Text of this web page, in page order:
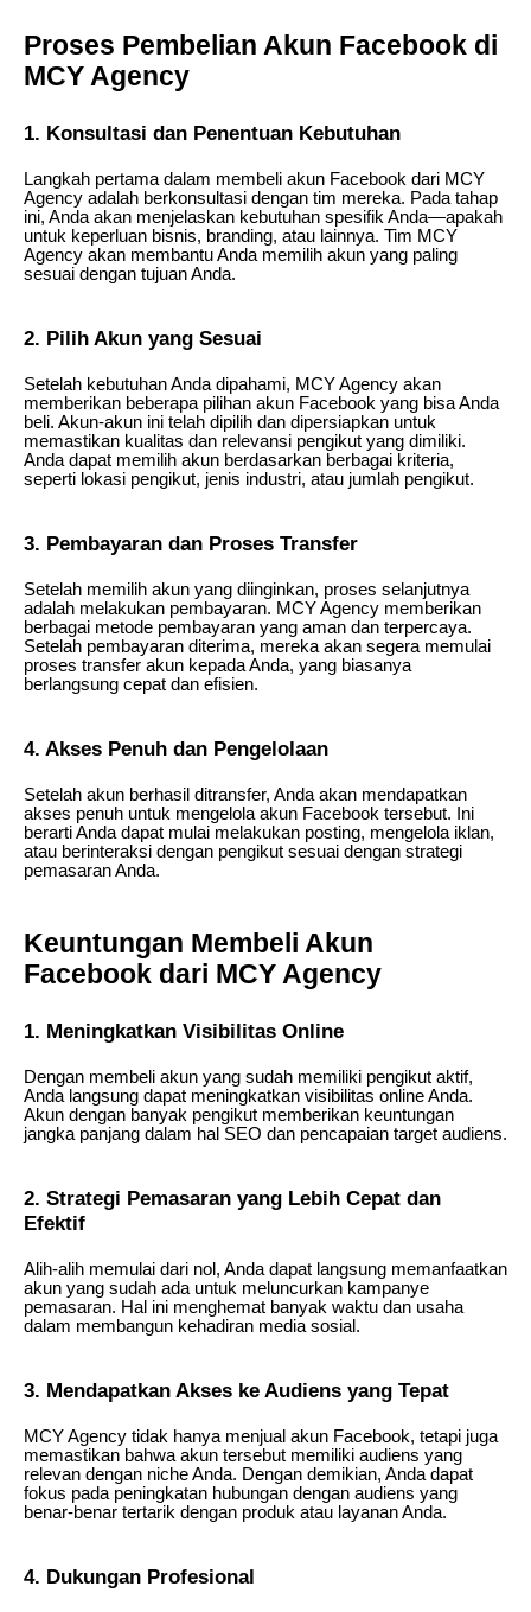
Proses Pembelian Akun Facebook di
MCY Agency
1. Konsultasi dan Penentuan Kebutuhan
Langkah pertama dalam membeli akun Facebook dari MCY
Agency adalah berkonsultasi dengan tim mereka. Pada tahap
ini, Anda akan menjelaskan kebutuhan spesifik Anda—apakah
untuk keperluan bisnis, branding, atau lainnya. Tim MCY
Agency akan membantu Anda memilih akun yang paling
sesuai dengan tujuan Anda.
2. Pilih Akun yang Sesuai
Setelah kebutuhan Anda dipahami, MCY Agency akan
memberikan beberapa pilihan akun Facebook yang bisa Anda
beli. Akun-akun ini telah dipilih dan dipersiapkan untuk
memastikan kualitas dan relevansi pengikut yang dimiliki.
Anda dapat memilih akun berdasarkan berbagai kriteria,
seperti lokasi pengikut, jenis industri, atau jumlah pengikut.
3. Pembayaran dan Proses Transfer
Setelah memilih akun yang diinginkan, proses selanjutnya
adalah melakukan pembayaran. MCY Agency memberikan
berbagai metode pembayaran yang aman dan terpercaya.
Setelah pembayaran diterima, mereka akan segera memulai
proses transfer akun kepada Anda, yang biasanya
berlangsung cepat dan efisien.
4. Akses Penuh dan Pengelolaan
Setelah akun berhasil ditransfer, Anda akan mendapatkan
akses penuh untuk mengelola akun Facebook tersebut. Ini
berarti Anda dapat mulai melakukan posting, mengelola iklan,
atau berinteraksi dengan pengikut sesuai dengan strategi
pemasaran Anda.
Keuntungan Membeli Akun
Facebook dari MCY Agency
1. Meningkatkan Visibilitas Online
Dengan membeli akun yang sudah memiliki pengikut aktif,
Anda langsung dapat meningkatkan visibilitas online Anda.
Akun dengan banyak pengikut memberikan keuntungan
jangka panjang dalam hal SEO dan pencapaian target audiens.
2. Strategi Pemasaran yang Lebih Cepat dan
Efektif
Alih-alih memulai dari nol, Anda dapat langsung memanfaatkan
akun yang sudah ada untuk meluncurkan kampanye
pemasaran. Hal ini menghemat banyak waktu dan usaha
dalam membangun kehadiran media sosial.
3. Mendapatkan Akses ke Audiens yang Tepat
MCY Agency tidak hanya menjual akun Facebook, tetapi juga
memastikan bahwa akun tersebut memiliki audiens yang
relevan dengan niche Anda. Dengan demikian, Anda dapat
fokus pada peningkatan hubungan dengan audiens yang
benar-benar tertarik dengan produk atau layanan Anda.
4. Dukungan Profesional